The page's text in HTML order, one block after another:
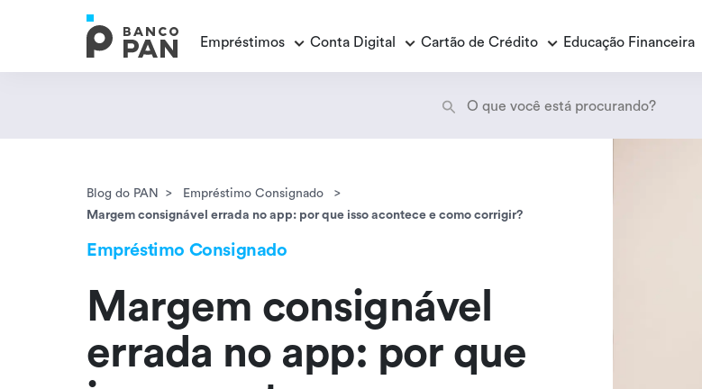
Empréstimos
Empréstimo Consignado
Empréstimo com Garantia Empréstimo Consignado Loas
Conta Digital Cartão de Crédito Educação Financeira
Encontramosresultados
Blog do PAN
Empréstimo Consignado
Margem consignável errada no app: por que isso acontece e como corrigir?
Empréstimo Consignado
Margem consignável
errada no app: por que